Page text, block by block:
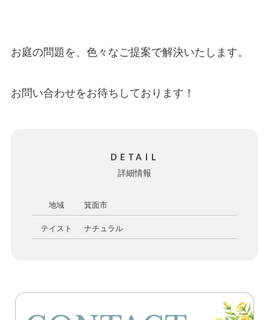
お庭の問題を、色々なご提案で解決いたします。
お問い合わせをお待ちしております！
DETAIL
詳細情報
地域 箕面市
テイスト ナチュラル